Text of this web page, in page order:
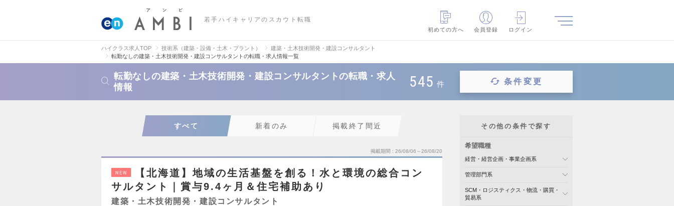
若手ハイキャリアのスカウト転職
初めての方へ
会員登録 ログイン
ハイクラス求人TOP 技術系（建築・設備・土木・プラント）
建築・土木技術開発・建設コンサルタント
転勤なしの建築・土木技術開発・建設コンサルタントの転職・求人情報一覧
転勤なしの建築・土木技術開発・建設コンサルタントの転職・求人
情報
545 件 条件変更
すべて 新着のみ 掲載終了間近
掲載期間 26/08/06～26/08/20
NEW
【北海道】地域の生活基盤を創る！水と環境の総合コン
サルタント｜賞与9.4ヶ月＆住宅補助あり
建築・土木技術開発・建設コンサルタント
その他の条件で探す
希望職種
経営・経営企画・事業企画系
管理部門系
SCM・ロジスティクス・物流・購買・
貿易系